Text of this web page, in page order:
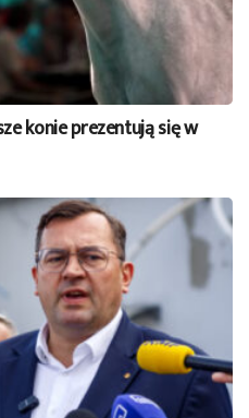
konie prezentują się w